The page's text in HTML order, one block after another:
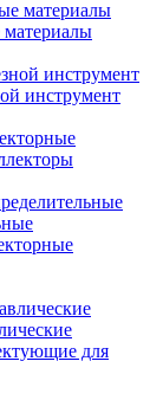
материалы
инструмент
для